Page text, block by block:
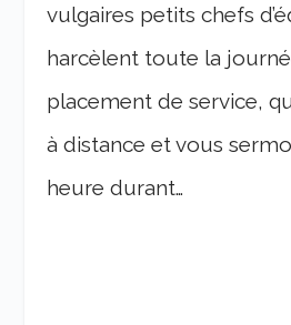
vulgaires petits chefs
harcèlent toute la
placement de service,
à distance et vous
heure durant…